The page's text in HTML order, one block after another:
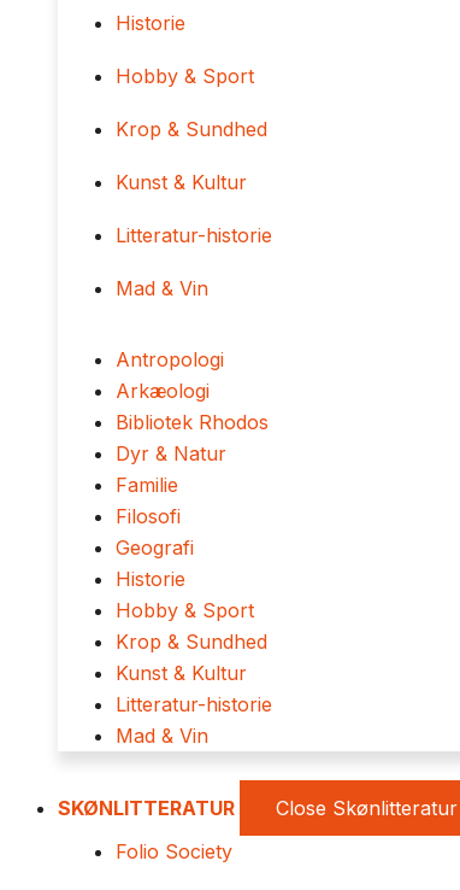
Historie
Hobby & Sport
Krop & Sundhed
Kunst & Kultur
Litteratur-historie
Mad & Vin
Antropologi
Arkæologi
Bibliotek Rhodos
Dyr & Natur
Familie
Filosofi
Geografi
Historie
Hobby & Sport
Krop & Sundhed
Kunst & Kultur
Litteratur-historie
Mad & Vin
SKØNLITTERATUR Close Skønlitteratur
Folio Society